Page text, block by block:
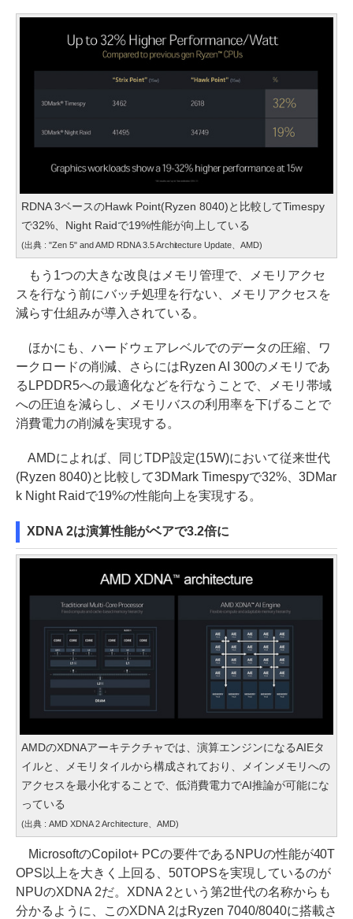
RDNA 3ベースのHawk Point(Ryzen 8040)と比較してTimespy
で32%、Night Raidで19%性能が向上している
(出典 : "Zen 5" and AMD RDNA 3.5 Architecture Update、AMD)
もう1つの大きな改良はメモリ管理で、メモリアクセ
スを行なう前にバッチ処理を行ない、メモリアクセスを
減らす仕組みが導入されている。
ほかにも、ハードウェアレベルでのデータの圧縮、ワ
ークロードの削減、さらにはRyzen AI 300のメモリであ
るLPDDR5への最適化などを行なうことで、メモリ帯域
への圧迫を減らし、メモリバスの利用率を下げることで
消費電力の削減を実現する。
AMDによれば、同じTDP設定(15W)において従来世代
(Ryzen 8040)と比較して3DMark Timespyで32%、3DMar
k Night Raidで19%の性能向上を実現する。
XDNA 2は演算性能がベアで3.2倍に
AMDのXDNAアーキテクチャでは、演算エンジンになるAIEタ
イルと、メモリタイルから構成されており、メインメモリへの
アクセスを最小化することで、低消費電力でAI推論が可能にな
っている
(出典 : AMD XDNA 2 Architecture、AMD)
MicrosoftのCopilot+ PCの要件であるNPUの性能が40T
OPS以上を大きく上回る、50TOPSを実現しているのが
NPUのXDNA 2だ。XDNA 2という第2世代の名称からも
分かるように、このXDNA 2はRyzen 7040/8040に搭載さ